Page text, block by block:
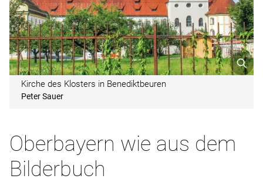
Kirche des Klosters in Benediktbeuren
Peter Sauer
Oberbayern wie aus dem
Bilderbuch